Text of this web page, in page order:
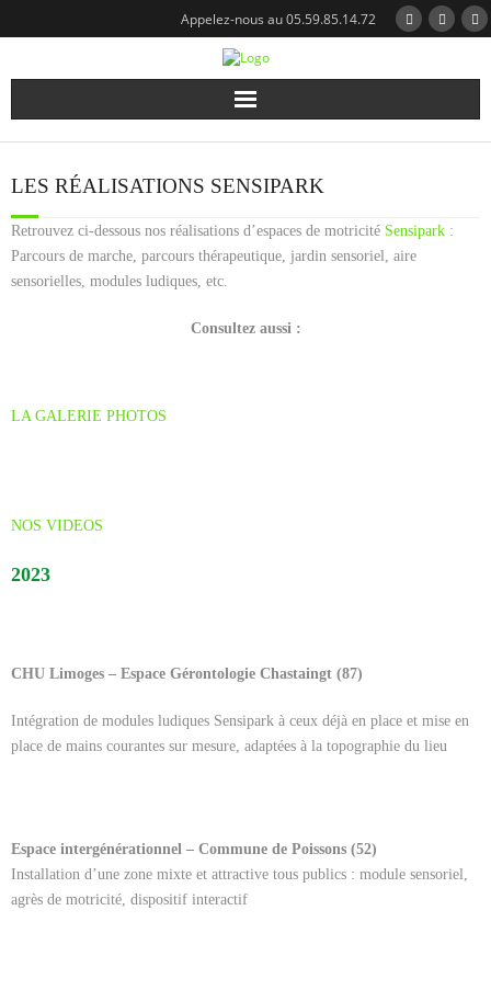
Appelez-nous au 05.59.85.14.72
Qui sommes-nous?
Nos réalisations
Actualités
Cart (
LES RÉALISATIONS SENSIPARK
Retrouvez ci-dessous nos réalisations d’espaces de motricité Sensipark :
Parcours de marche, parcours thérapeutique, jardin sensoriel, aire
sensorielles, modules ludiques, etc.
Consultez aussi :
LA GALERIE PHOTOS
NOS VIDEOS
2023
CHU Limoges – Espace Gérontologie Chastaingt (87)
Intégration de modules ludiques Sensipark à ceux déjà en place et mise en
place de mains courantes sur mesure, adaptées à la topographie du lieu
Espace intergénérationnel – Commune de Poissons (52)
Installation d’une zone mixte et attractive tous publics : module sensoriel,
agrès de motricité, dispositif interactif